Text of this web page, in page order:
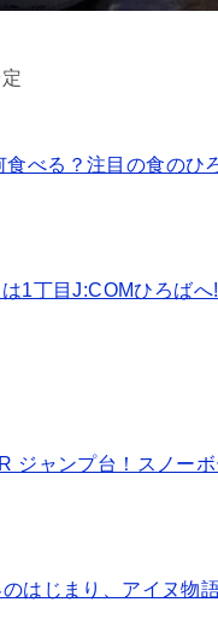
べる？注目の食のひ
1丁目J:COMひろばへ
ジャンプ台！スノー
はじまり、アイヌ物